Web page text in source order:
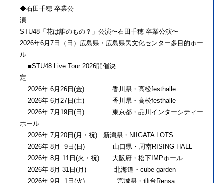
◆石田千穂 卒業公
STU48「花は誰のもの？」公演〜石田千穂 卒業公演〜
2026年6月7日（日）広島県・広島県民文化センター多目的ホー
ル
■STU48 Live Tour 2026開催決
2026年 6月26日(金) 香川県・高松festhalle
2026年 6月27日(土) 香川県・高松festhalle
2026年 7月19日(日) 東京都・品川インターシティー
ホール
2026年 7月20日(月・祝) 新潟県・NIIGATA LOTS
2026年 8月 9日(日) 山口県・周南RISING HALL
2026年 8月 11日(火・祝) 大阪府・松下IMPホール
2026年 8月 31日(月) 北海道・cube garden
2026年 9月 1日(火) 宮城県・仙台Rensa